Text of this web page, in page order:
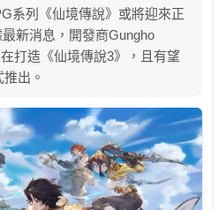
系列《仙境傳說》或將迎來正
新消息，開發商Gungho
打造《仙境傳說3》，且有望
出。